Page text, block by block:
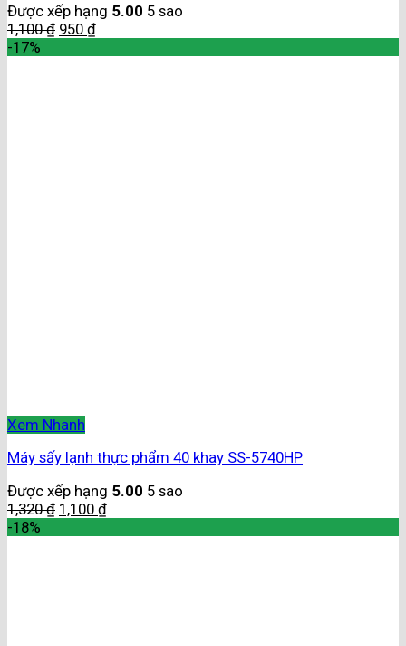
Được xếp hạng 5.00 5 sao
1,100₫ 950 ₫
-17%
Xem Nhanh
Máy sấy lạnh thực phẩm 40 khay SS-5740HP
Được xếp hạng 5.00 5 sao
1,320₫ 1,100 ₫
-18%